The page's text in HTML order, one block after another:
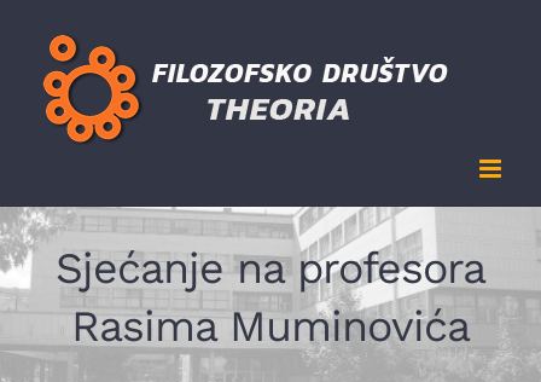
content
Sjećanje na profesora
Rasima Muminovića